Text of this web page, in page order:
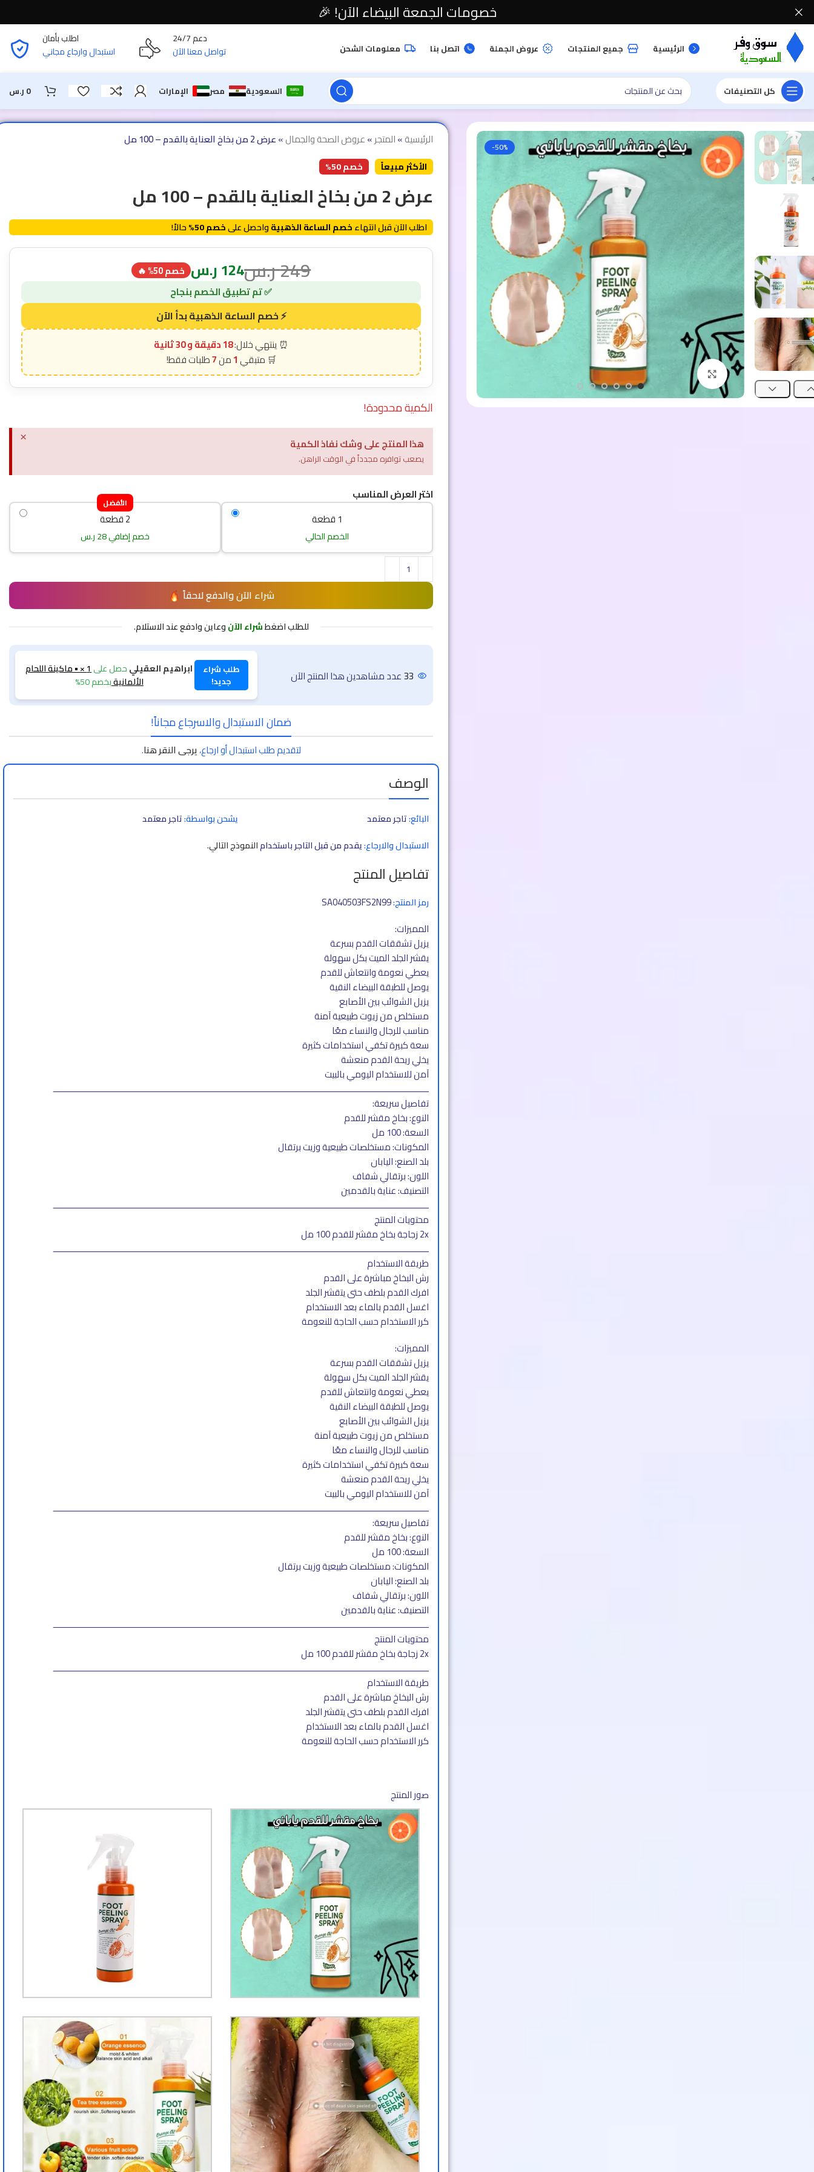
الرئيسية جميع المنتجات عروض الجملة اتصل بنا معلومات الشحن
دعم 24/7
تواصل معنا الآن
اطلب بأمان
استبدال وارجاع مجاني
كل التصنيفات السعودية مصر الإمارات 0 ر.س
-50%
اضغط للتكبير
الرئيسية»المتجر»عروض الصحة والجمال»عرض 2 من بخاخ العناية بالقدم – 100 مل
الأكثر مبيعاً خصم 50%
عرض 2 من بخاخ العناية بالقدم – 100 مل
اطلب الآن قبل انتهاءخصم الساعة الذهبيةواحصل علىخصم 50% حالاً!
249ر.س124ر.س خصم 50% 🔥
18 دقيقة و 29 ثانية
1
7
الكمية محدودة!
هذا المنتج على وشك نفاذ الكمية
يصعب توافره مجدداً في الوقت الراهن.
×
اختر العرض المناسب
1 قطعة
الخصم الحالي
الأفضل
2 قطعة
خصم إضافي 28 ر.س
شراء الآن والدفع لاحقاً
للطلب اضغطشراء الآنوعاين وادفع عند الاستلام.
33عدد مشاهدين هذا المنتج الآن
طلب شراء
جديد!
ابراهيم العقيليحصل على 1 × • ماكينة اللحام
الألمانيةبخصم 50%
ضمان الاستبدال والاسرجاع مجاناً!
لتقديم طلب استبدال أو ارجاع،يرجى النقر هنا.
الوصف
البائع:تاجر معتمد يشحن بواسطة:تاجر معتمد
الاستبدال والارجاع:يقدم من قبل التاجر باستخدامالنموذج التالي.
تفاصيل المنتج
رمز المنتج:SA040503FS2N99
المميزات:
يزيل تشققات القدم بسرعة
يقشر الجلد الميت بكل سهولة
يعطي نعومة وانتعاش للقدم
يوصل للطبقة البيضاء النقية
يزيل الشوائب بين الأصابع
مستخلص من زيوت طبيعية آمنة
مناسب للرجال والنساء معًا
سعة كبيرة تكفي استخدامات كثيرة
يخلي ريحة القدم منعشة
آمن للاستخدام اليومي بالبيت
ـــــــــــــــــــــــــــــــــــــــــــــــــــــــــــــــــــــــــــــــــــــــــــــــــــــــــــــــــــــــــــــــــــــــــــــــــــــــــــ
تفاصيل سريعة:
النوع: بخاخ مقشر للقدم
السعة: 100 مل
المكونات: مستخلصات طبيعية وزيت برتقال
بلد الصنع: اليابان
اللون: برتقالي شفاف
التصنيف: عناية بالقدمين
ـــــــــــــــــــــــــــــــــــــــــــــــــــــــــــــــــــــــــــــــــــــــــــــــــــــــــــــــــــــــــــــــــــــــــــــــــــــــــــ
محتويات المنتج
2x زجاجة بخاخ مقشر للقدم 100 مل
ـــــــــــــــــــــــــــــــــــــــــــــــــــــــــــــــــــــــــــــــــــــــــــــــــــــــــــــــــــــــــــــــــــــــــــــــــــــــــــ
طريقة الاستخدام
رش البخاخ مباشرة على القدم
افرك القدم بلطف حتى يتقشر الجلد
اغسل القدم بالماء بعد الاستخدام
كرر الاستخدام حسب الحاجة للنعومة
المميزات:
يزيل تشققات القدم بسرعة
يقشر الجلد الميت بكل سهولة
يعطي نعومة وانتعاش للقدم
يوصل للطبقة البيضاء النقية
يزيل الشوائب بين الأصابع
مستخلص من زيوت طبيعية آمنة
مناسب للرجال والنساء معًا
سعة كبيرة تكفي استخدامات كثيرة
يخلي ريحة القدم منعشة
آمن للاستخدام اليومي بالبيت
ـــــــــــــــــــــــــــــــــــــــــــــــــــــــــــــــــــــــــــــــــــــــــــــــــــــــــــــــــــــــــــــــــــــــــــــــــــــــــــ
تفاصيل سريعة:
النوع: بخاخ مقشر للقدم
السعة: 100 مل
المكونات: مستخلصات طبيعية وزيت برتقال
بلد الصنع: اليابان
اللون: برتقالي شفاف
التصنيف: عناية بالقدمين
ـــــــــــــــــــــــــــــــــــــــــــــــــــــــــــــــــــــــــــــــــــــــــــــــــــــــــــــــــــــــــــــــــــــــــــــــــــــــــــ
محتويات المنتج
2x زجاجة بخاخ مقشر للقدم 100 مل
ـــــــــــــــــــــــــــــــــــــــــــــــــــــــــــــــــــــــــــــــــــــــــــــــــــــــــــــــــــــــــــــــــــــــــــــــــــــــــــ
طريقة الاستخدام
رش البخاخ مباشرة على القدم
افرك القدم بلطف حتى يتقشر الجلد
اغسل القدم بالماء بعد الاستخدام
كرر الاستخدام حسب الحاجة للنعومة
صور المنتج​
خصومات الجمعة البيضاء الآن! 🎉